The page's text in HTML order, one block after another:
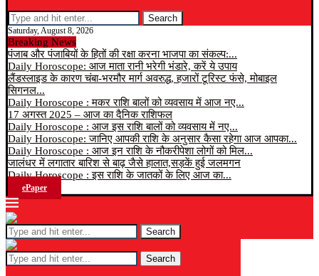
Search
Saturday, August 8, 2026
Breaking News
पंजाब और पंजाबियों के हितों की रक्षा करना भाजपा का संकल्प:...
Daily Horoscope: आज माता रानी भरेगी भंडारे, करें ये उपाय
लैंडस्लाइड के कारण चंबा-भरमौर मार्ग अवरुद्ध, हजारों टूरिस्ट फंसे, मोबाइल
सिगनल...
Daily Horoscope : मकर राशि बालों को व्यवसाय में आज नए...
17 अगस्त 2025 – आज का दैनिक राशिफल
Daily Horoscope : आज इस राशि बालों को व्यवसाय में नए...
Daily Horoscope: जानिए आपकी राशि के अनुसार कैसा रहेगा आज आपका...
Daily Horoscope : आज इन राशि के नौकरीपेशा लोगों को मिल...
जालंधर में लगातार बारिश से बाढ़ जैसे हालात,सड़कें हुई जलमगन
Daily Horoscope : इस राशि के जातकों के लिए आज का...
ePaper
Search
Search